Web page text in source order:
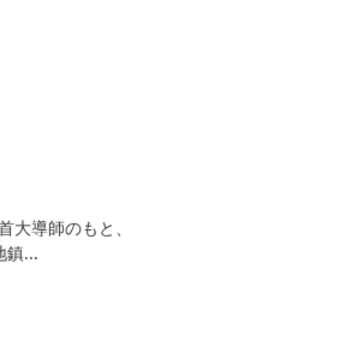
導師のもと、
鎮...